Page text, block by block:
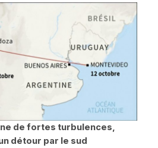
de fortes turbulences,
détour par le sud